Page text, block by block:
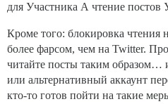
для Участника А чтение постов
Кроме того: блокировка чтения
более фарсом, чем на Twitter.
читайте посты таким образом…
или альтернативный аккаунт
кто-то готов пойти на такие